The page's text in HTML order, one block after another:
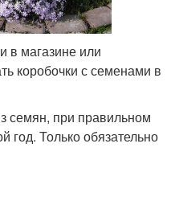
в магазине или
коробочки с семенами в
семян, при правильном
год. Только обязательно